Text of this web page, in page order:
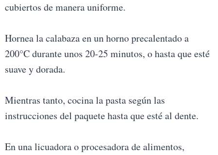
cubiertos de manera uniforme.
Hornea la calabaza en un horno precalentado a
200°C durante unos 20-25 minutos, o hasta que esté
suave y dorada.
Mientras tanto, cocina la pasta según las
instrucciones del paquete hasta que esté al dente.
En una licuadora o procesadora de alimentos,